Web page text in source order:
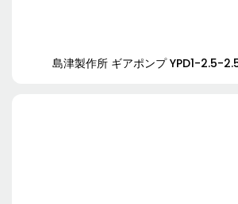
島津製作所 ギアポンプ YPD1-2.5-